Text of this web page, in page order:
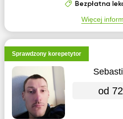
Bezpłatna
Więcej
Sprawdzony korepetytor
od